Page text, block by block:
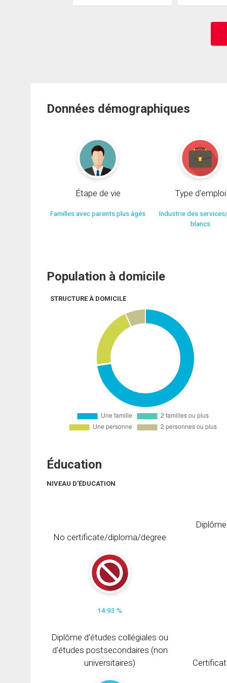
Données démographiques
Étape de vie
Familles avec parents plus âgés
Type d'emploi
Industrie des
blancs
Population à domicile
STRUCTURE À DOMICILE
Éducation
NIVEAU D'ÉDUCATION
No certificate/diploma/degree
14.93 %
Diplôme d'études collégiales ou
d'études postsecondaires (non
universitaires)